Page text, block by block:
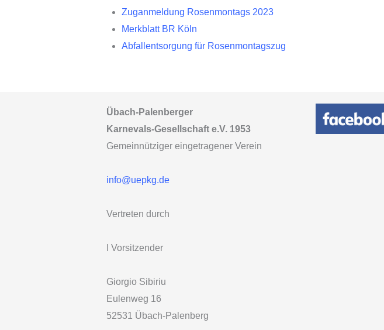
Zuganmeldung Rosenmontags 2023
Merkblatt BR Köln
Abfallentsorgung für Rosenmontagszug
Übach-Palenberger
Karnevals-Gesellschaft e.V. 1953
Gemeinnütziger eingetragener Verein
info@uepkg.de
Vertreten durch
I Vorsitzender
Giorgio Sibiriu
Eulenweg 16
52531 Übach-Palenberg